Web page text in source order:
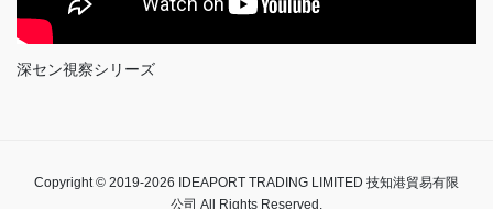
深セン視察シリーズ
Copyright © 2019-2026 IDEAPORT TRADING LIMITED 技知港貿易有限
公司 All Rights Reserved.